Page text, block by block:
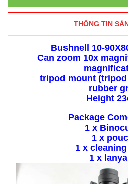
THÔNG TIN
Bushnell 10-
Can zoom 10x
tripod mount
rubber
Height
Package
1 x
1 x
1 x
1 x